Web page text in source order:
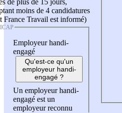
moins de 4 candidatures
France Travail est informé)
Employeur handi-
engagé
Qu'est-ce qu'un
employeur handi-
engagé ?
Un employeur handi-
engagé est un
employeur reconnu